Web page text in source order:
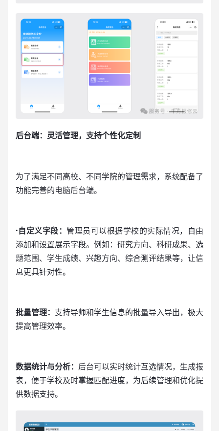
后台端：灵活管理，支持个性化定制
为了满足不同高校、不同学院的管理需求，系统配备了
功能完善的电脑后台端。
·自定义字段： 管理员可以根据学校的实际情况，自由
添加和设置展示字段。例如：研究方向、科研成果、选
题范围、学生成绩、兴趣方向、综合测评结果等，让信
息更具针对性。
批量管理： 支持导师和学生信息的批量导入导出，极大
提高管理效率。
数据统计与分析： 后台可以实时统计互选情况，生成报
表，便于学校及时掌握匹配进度，为后续管理和优化提
供数据支持。